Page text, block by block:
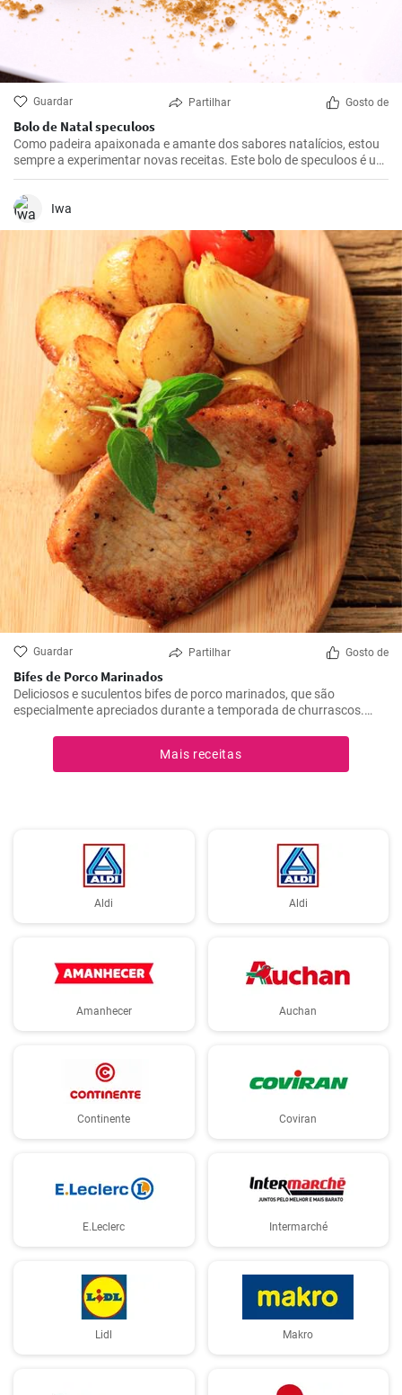
Guardar Partilhar Gosto de
Bolo de Natal speculoos
Como padeira apaixonada e amante dos sabores natalícios, estou
sempre a experimentar novas receitas. Este bolo de speculoos é um
destaque absoluto. Combina o sabor clássico das bolachas
speculoos com um recheio cremoso - uma combinação perfeita
para a época de inverno. Não é apenas um favorito da minha
Iwa
Guardar Partilhar Gosto de
Bifes de Porco Marinados
Deliciosos e suculentos bifes de porco marinados, que são
especialmente apreciados durante a temporada de churrascos.
dando-lhes tempo suficiente para absorver todos os sabores
Mais receitas
Aldi Aldi
Amanhecer Auchan
Continente Coviran
E.Leclerc Intermarché
Lidl Makro